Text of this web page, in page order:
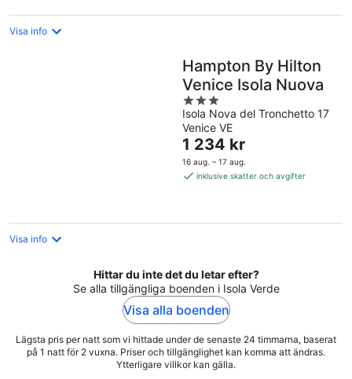
Visa info
Hampton By Hilton
Venice Isola Nuova
3
out
of
5
Isola Nova del Tronchetto 17
Venice VE
Priset
är
1 234 kr
1 234 kr
16 aug. – 17 aug.
inklusive skatter och avgifter
Visa info
Hittar du inte det du letar efter?
Se alla tillgängliga boenden i Isola Verde
Visa alla boenden
Lägsta pris per natt som vi hittade under de senaste 24 timmarna, baserat
på 1 natt för 2 vuxna. Priser och tillgänglighet kan komma att ändras.
Ytterligare villkor kan gälla.